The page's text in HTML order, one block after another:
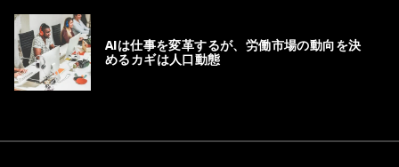
AIは仕事を変革するが、労働市場の動向を決
めるカギは人口動態